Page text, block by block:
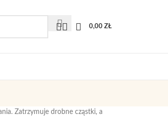
0,00 ZŁ
Zatrzymuje drobne cząstki, a